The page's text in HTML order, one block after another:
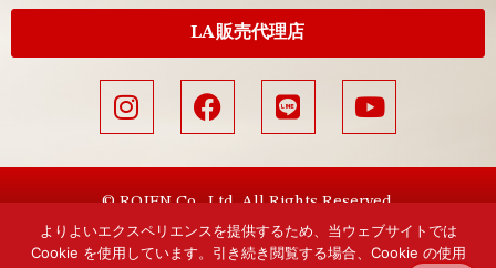
LA販売代理店
© ROJEN Co., Ltd. All Rights Reserved.
よりよいエクスペリエンスを提供するため、当ウェブサイトでは
Cookie を使用しています。引き続き閲覧する場合、Cookie の使用